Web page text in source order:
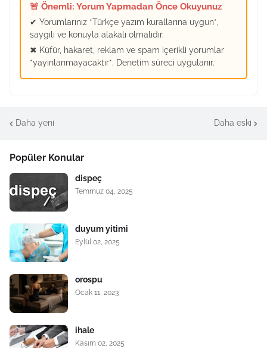
🚨 Önemli: Yorum Yapmadan Önce Okuyunuz
✔ Yorumlarınız *Türkçe yazım kurallarına uygun*,
saygılı ve konuyla alakalı olmalıdır.
✖ Küfür, hakaret, reklam ve spam içerikli yorumlar
*yayınlanmayacaktır*. Denetim süreci uygulanır.
Daha yeni Daha eski
Popüler Konular
dispeç
Temmuz 04, 2025
duyum yitimi
Eylül 02, 2025
orospu
Ocak 11, 2023
ihale
Kasım 02, 2025